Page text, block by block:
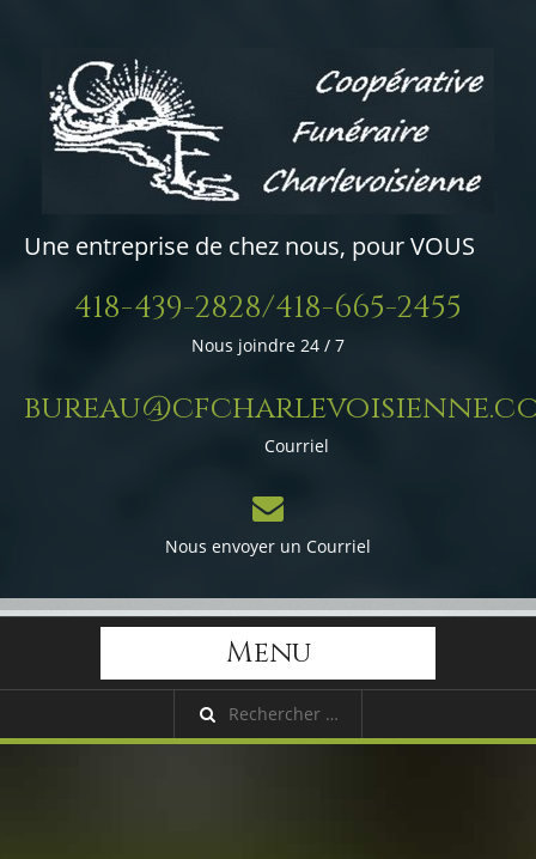
Une entreprise de chez nous, pour VOUS
418-439-2828/418-665-2455
Nous joindre 24 / 7
Courriel
Nous envoyer un Courriel
Menu